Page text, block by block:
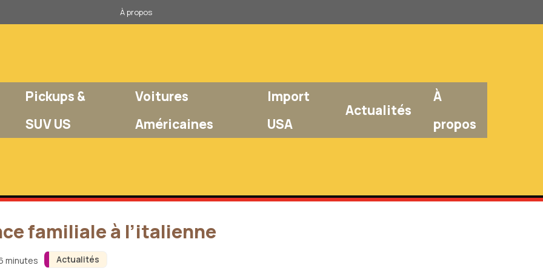
À propos
Pickups &
SUV US
Voitures
Américaines
Import
USA
Actualités
À
propos
Actualités
familiale à l’italienne
minutes